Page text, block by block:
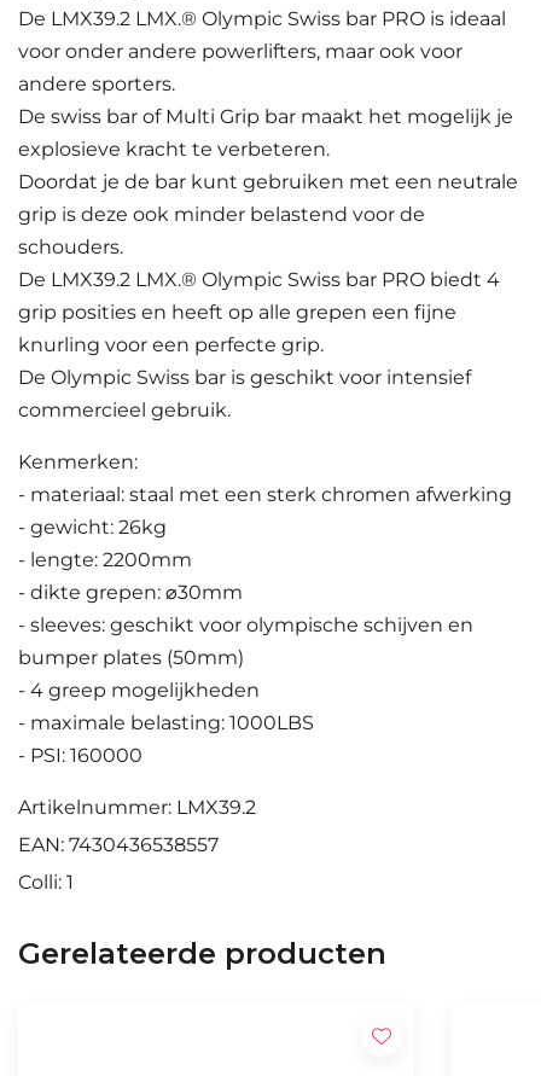
De LMX39.2 LMX.® Olympic Swiss bar PRO is ideaal
voor onder andere powerlifters, maar ook voor
andere sporters.
De swiss bar of Multi Grip bar maakt het mogelijk je
explosieve kracht te verbeteren.
Doordat je de bar kunt gebruiken met een neutrale
grip is deze ook minder belastend voor de
schouders.
De LMX39.2 LMX.® Olympic Swiss bar PRO biedt 4
grip posities en heeft op alle grepen een fijne
knurling voor een perfecte grip.
De Olympic Swiss bar is geschikt voor intensief
commercieel gebruik.
Kenmerken:
- materiaal: staal met een sterk chromen afwerking
- gewicht: 26kg
- lengte: 2200mm
- dikte grepen: ⌀30mm
- sleeves: geschikt voor olympische schijven en
bumper plates (50mm)
- 4 greep mogelijkheden
- maximale belasting: 1000LBS
- PSI: 160000
Artikelnummer: LMX39.2
EAN: 7430436538557
Colli: 1
Gerelateerde producten